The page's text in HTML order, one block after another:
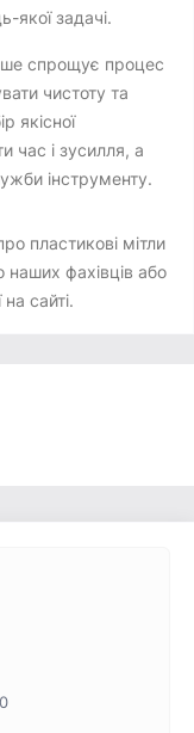
якої задачі.
спрощує процес
чистоту та
якісної
час і зусилля, а
інструменту.
пластикові мітли
наших фахівців або
сайті.